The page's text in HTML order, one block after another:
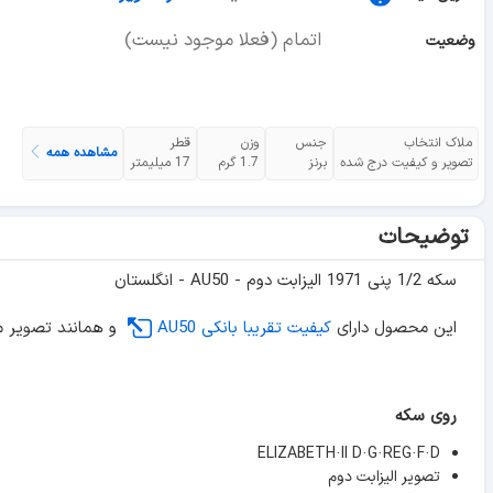
وضعیت اتمام (فعلا موجود نیست)
ملاک انتخاب
تصویر و کیفیت درج شده
جنس
برنز
وزن
1.7 گرم
قطر
17 میلیمتر
مشاهده همه
توضیحات
سکه 1/2 پنی 1971 الیزابت دوم - AU50 - انگلستان
این محصول دارای کیفیت تقریبا بانکی AU50 و همانند
روی سکه
ELIZABETH·II D·G·REG·F·D
تصویر الیزابت دوم